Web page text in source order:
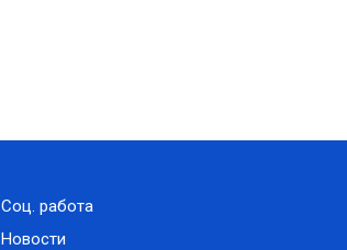
Соц. работа
Новости